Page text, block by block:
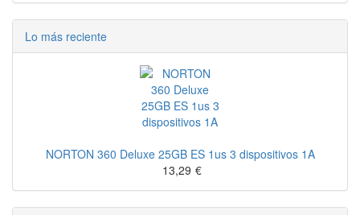
Lo más reciente
NORTON 360 Deluxe 25GB ES 1us 3 dispositivos 1A
13,29 €